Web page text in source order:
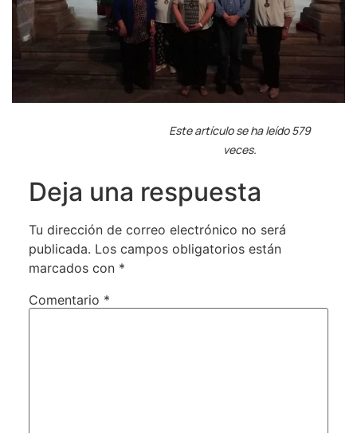
Este artículo se ha leído 579
veces.
Deja una respuesta
Tu dirección de correo electrónico no será
publicada. Los campos obligatorios están
marcados con *
Comentario *